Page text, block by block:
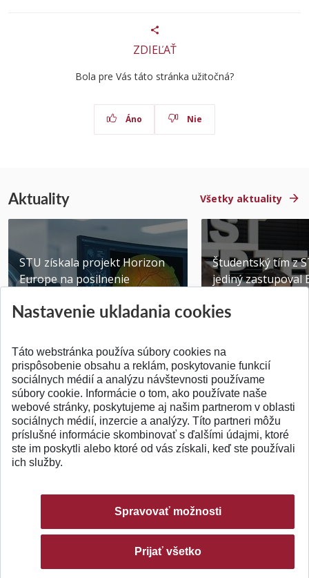
ZDIEĽAŤ
Bola pre Vás táto stránka užitočná?
Áno Nie
Aktuality Všetky aktuality
STU získala projekt Horizon
Europe na posilnenie
Publikované 31.07.2026
Študentský tím z
jediný zastupoval
Publikované
SPÄŤ NA VRCH
Nastavenie ukladania cookies
Táto webstránka používa súbory cookies na
prispôsobenie obsahu a reklám, poskytovanie funkcií
sociálnych médií a analýzu návštevnosti používame
súbory cookie. Informácie o tom, ako používate naše
webové stránky, poskytujeme aj našim partnerom v oblasti
sociálnych médií, inzercie a analýzy. Títo partneri môžu
príslušné informácie skombinovať s ďalšími údajmi, ktoré
ste im poskytli alebo ktoré od vás získali, keď ste používali
ich služby.
Spravovať možnosti
Prijať všetko